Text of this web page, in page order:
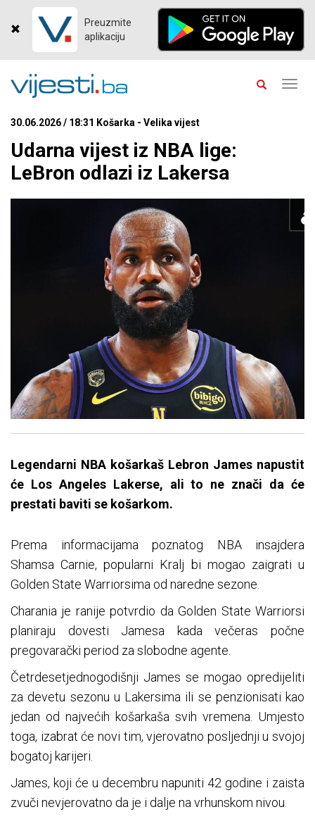
Preuzmite
aplikaciju
30.06.2026 / 18:31 Košarka - Velika vijest
Udarna vijest iz NBA lige:
LeBron odlazi iz Lakersa
Legendarni NBA košarkaš Lebron James napustit
će Los Angeles Lakerse, ali to ne znači da će
prestati baviti se košarkom.
Prema informacijama poznatog NBA insajdera
Shamsa Carnie, popularni Kralj bi mogao zaigrati u
Golden State Warriorsima od naredne sezone.
Charania je ranije potvrdio da Golden State Warriorsi
planiraju dovesti Jamesa kada večeras počne
pregovarački period za slobodne agente.
Četrdesetjednogodišnji James se mogao opredijeliti
za devetu sezonu u Lakersima ili se penzionisati kao
jedan od najvećih košarkaša svih vremena. Umjesto
toga, izabrat će novi tim, vjerovatno posljednji u svojoj
bogatoj karijeri.
James, koji će u decembru napuniti 42 godine i zaista
zvuči nevjerovatno da je i dalje na vrhunskom nivou.